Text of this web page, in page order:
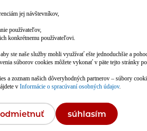
v spolupráci s
|Informácie o spracovaní